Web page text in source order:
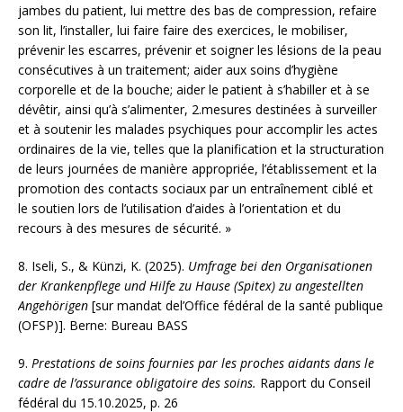
jambes du patient, lui mettre des bas de compression, refaire
son lit, l’installer, lui faire faire des exercices, le mobiliser,
prévenir les escarres, prévenir et soigner les lésions de la peau
consécutives à un traitement; aider aux soins d’hygiène
corporelle et de la bouche; aider le patient à s’habiller et à se
dévêtir, ainsi qu’à s’alimenter, 2.mesures destinées à surveiller
et à soutenir les malades psychiques pour accomplir les actes
ordinaires de la vie, telles que la planification et la structuration
de leurs journées de manière appropriée, l’établissement et la
promotion des contacts sociaux par un entraînement ciblé et
le soutien lors de l’utilisation d’aides à l’orientation et du
recours à des mesures de sécurité. »
8. Iseli, S., & Künzi, K. (2025). Umfrage bei den Organisationen
der Krankenpflege und Hilfe zu Hause (Spitex) zu angestellten
Angehörigen [sur mandat del’Office fédéral de la santé publique
(OFSP)]. Berne: Bureau BASS
9. Prestations de soins fournies par les proches aidants dans le
cadre de l’assurance obligatoire des soins. Rapport du Conseil
fédéral du 15.10.2025, p. 26